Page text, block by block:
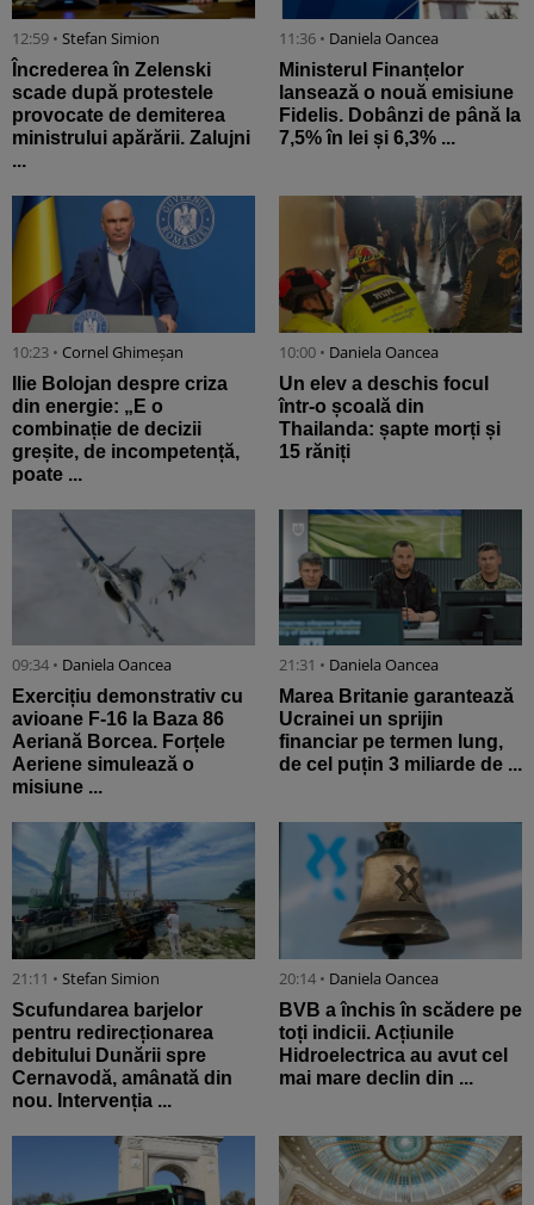
12:59 • Stefan Simion
Încrederea în Zelenski
scade după protestele
provocate de demiterea
ministrului apărării. Zalujni
...
11:36 • Daniela Oancea
Ministerul Finanțelor
lansează o nouă emisiune
Fidelis. Dobânzi de până la
7,5% în lei și 6,3% ...
10:23 • Cornel Ghimeșan
Ilie Bolojan despre criza
din energie: „E o
combinație de decizii
greșite, de incompetență,
poate ...
10:00 • Daniela Oancea
Un elev a deschis focul
într-o școală din
Thailanda: șapte morți și
15 răniți
09:34 • Daniela Oancea
Exercițiu demonstrativ cu
avioane F-16 la Baza 86
Aeriană Borcea. Forțele
Aeriene simulează o
misiune ...
21:31 • Daniela Oancea
Marea Britanie garantează
Ucrainei un sprijin
financiar pe termen lung,
de cel puțin 3 miliarde de ...
21:11 • Stefan Simion
Scufundarea barjelor
pentru redirecționarea
debitului Dunării spre
Cernavodă, amânată din
nou. Intervenția ...
20:14 • Daniela Oancea
BVB a închis în scădere pe
toți indicii. Acțiunile
Hidroelectrica au avut cel
mai mare declin din ...